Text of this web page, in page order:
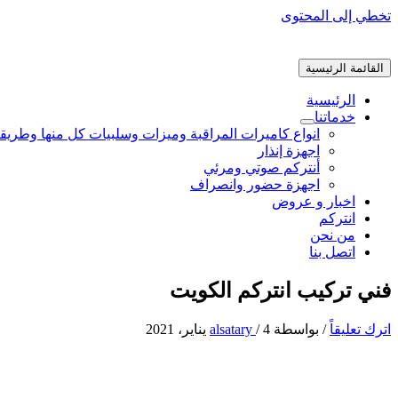
تخطي إلى المحتوى
القائمة الرئيسية
الرئيسية
خدماتنا
انواع كاميرات المراقبة وميزات وسلبيات كل منها
اجهزة إنذار
أنتركم صوتي ومرئي
اجهزة حضور وانصراف
اخبار و عروض
انتركم
من نحن
اتصل بنا
فني تركيب انتركم الكويت
اترك تعليقاً / بواسطة alsatary /4 يناير، 2021